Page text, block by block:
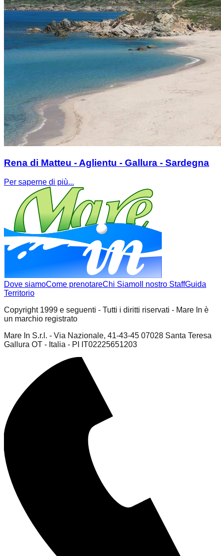
Rena di Matteu - Aglientu - Gallura - Sardegna
Per saperne di più...
Dove siamoCome prenotareChi Siamo Il nostro StaffGuida
Territorio
Copyright 1999 e seguenti - Tutti i diritti riservati - Mare In è
un marchio registrato
Mare In S.r.l. - Via Nazionale, 41-43-45 07028 Santa Teresa
Gallura OT - Italia - PI IT02225651203